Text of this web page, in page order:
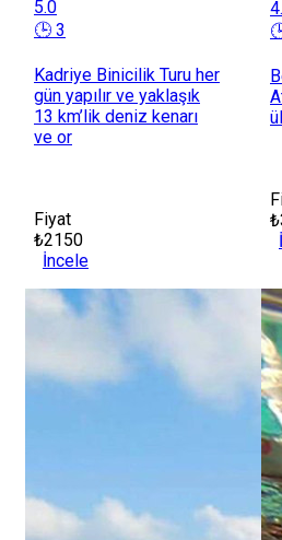
5.0
🕒 3
Kadriye Binicilik Turu her
gün yapılır ve yaklaşık
13 km’lik deniz kenarı
ve or
Fiyat
₺2150
İncele